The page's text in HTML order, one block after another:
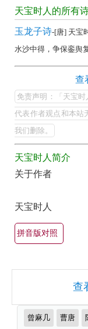
宝
时
人
词
作
品
全
集
赏
（全
部
有
锦）-
古
天宝时人的所有
玉龙子诗-[唐] 天宝
水沙中得，争保銮舆
宝
时
人
的
最
美
有
名
古
全
（精
查
免责声明：「天宝
代表作者观点和本站
我们删除。
天宝时人简介
关于作者
天宝时人
拼音版对照
查
推
荐
曾麻几 曹唐